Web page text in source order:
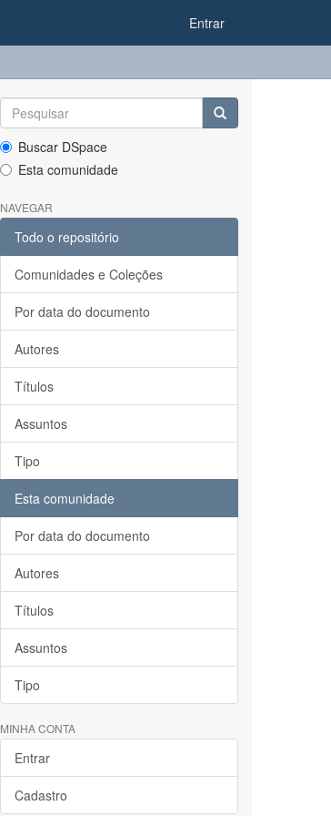
Entrar
Buscar DSpace
Esta comunidade
NAVEGAR
Todo o repositório
Comunidades e Coleções
Por data do documento
Autores
Títulos
Assuntos
Tipo
Esta comunidade
Por data do documento
Autores
Títulos
Assuntos
Tipo
MINHA CONTA
Entrar
Cadastro